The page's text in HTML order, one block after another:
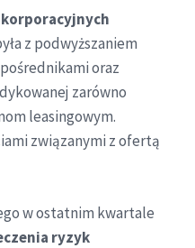
z podwyższaniem
oraz
zarówno
leasingowym.
związanymi z ofertą
w ostatnim kwartale
ryzyk